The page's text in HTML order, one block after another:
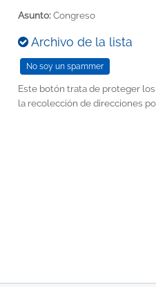
Asunto:Congreso
Archivo de la lista
Este botón trata de proteger
la recolección de direcciones